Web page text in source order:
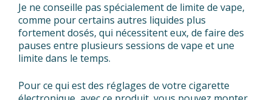
Je ne conseille pas spécialement de limite de vape,
comme pour certains autres liquides plus
fortement dosés, qui nécessitent eux, de faire des
pauses entre plusieurs sessions de vape et une
limite dans le temps.
Pour ce qui est des réglages de votre cigarette